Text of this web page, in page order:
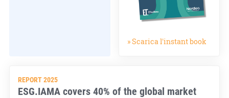
» Scarica l'instant book
REPORT 2025
ESG.IAMA covers 40% of the global market